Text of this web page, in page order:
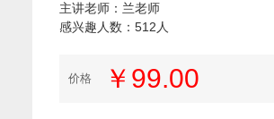
主讲老师：兰老师
感兴趣人数：512人
价格 ￥99.00